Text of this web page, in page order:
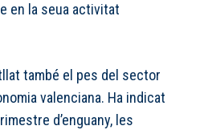
en la seua activitat
també el pes del sector
valenciana. Ha indicat
d’enguany, les